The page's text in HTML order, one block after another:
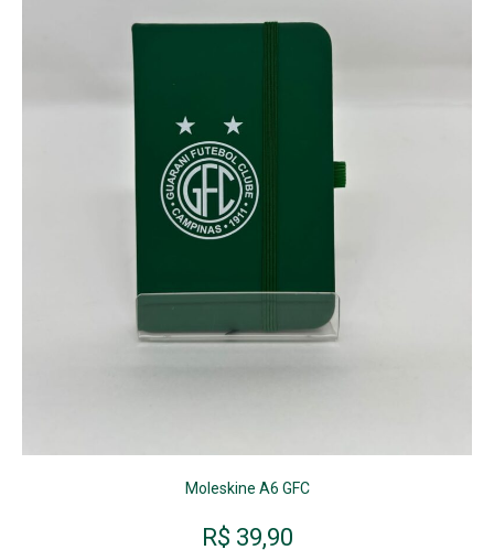
Moleskine A6 GFC
R$ 39,90